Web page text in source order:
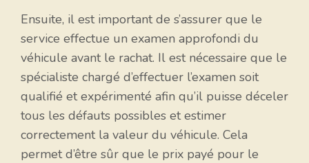
Ensuite, il est important de s’assurer que le
service effectue un examen approfondi du
véhicule avant le rachat. Il est nécessaire que le
spécialiste chargé d’effectuer l’examen soit
qualifié et expérimenté afin qu’il puisse déceler
tous les défauts possibles et estimer
correctement la valeur du véhicule. Cela
permet d’être sûr que le prix payé pour le